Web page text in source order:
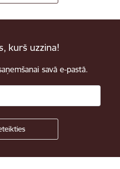
kurš uzzina!
savā e-pastā.